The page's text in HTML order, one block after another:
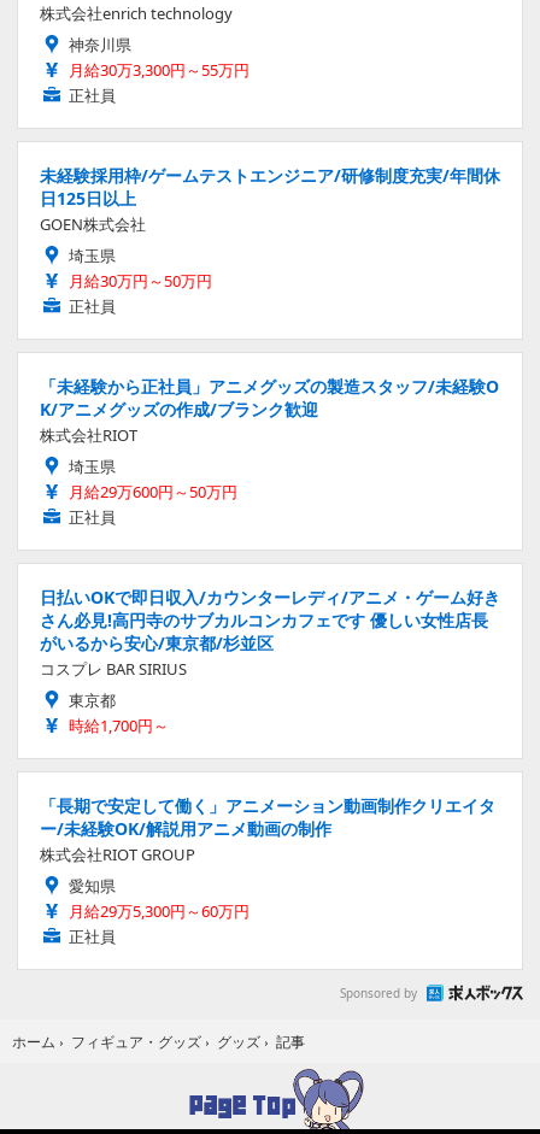
株式会社enrich technology
神奈川県
月給30万3,300円～55万円
正社員
未経験採用枠/ゲームテストエンジニア/研修制度充実/年間休
日125日以上
GOEN株式会社
埼玉県
月給30万円～50万円
正社員
「未経験から正社員」アニメグッズの製造スタッフ/未経験O
K/アニメグッズの作成/ブランク歓迎
株式会社RIOT
埼玉県
月給29万600円～50万円
正社員
日払いOKで即日収入/カウンターレディ/アニメ・ゲーム好き
さん必見!高円寺のサブカルコンカフェです 優しい女性店長
がいるから安心/東京都/杉並区
コスプレ BAR SIRIUS
東京都
時給1,700円～
「長期で安定して働く」アニメーション動画制作クリエイタ
ー/未経験OK/解説用アニメ動画の制作
株式会社RIOT GROUP
愛知県
月給29万5,300円～60万円
正社員
Sponsored by
ホーム › フィギュア・グッズ › グッズ › 記事